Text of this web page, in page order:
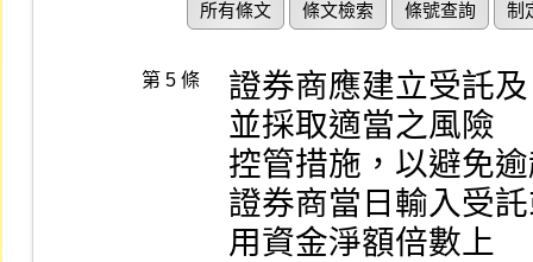
所有條文 條文檢索 條號查詢 制
第 5 條
證券商應建立受託
並採取適當之風險
控管措施，以避免
證券商當日輸入受
用資金淨額倍數上